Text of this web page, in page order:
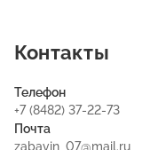
Контакты
Телефон
+7 (8482) 37-22-73
Почта
zabavin_07@mail.ru